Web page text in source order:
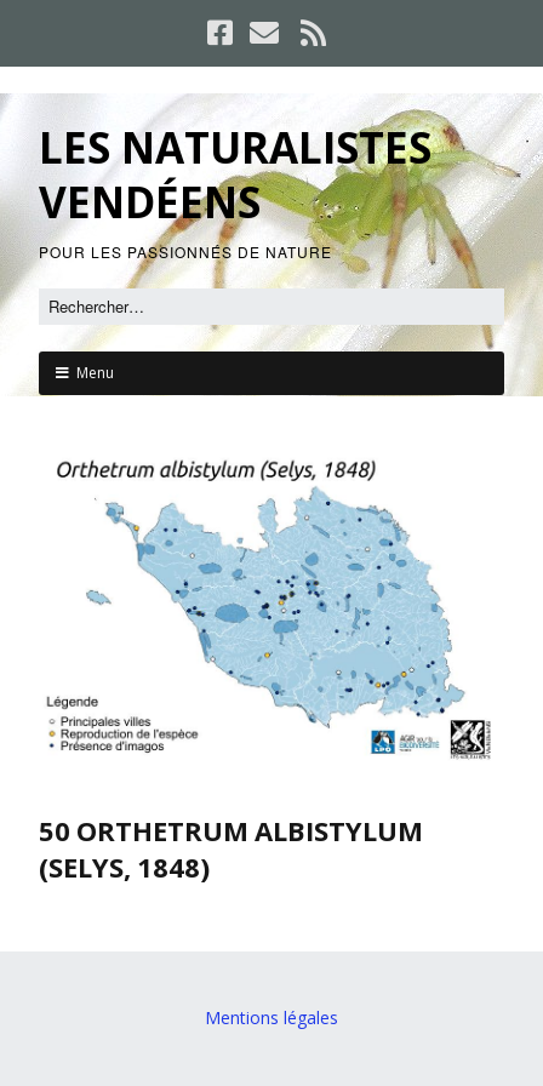
LES NATURALISTES
VENDÉENS
POUR LES PASSIONNÉS DE NATURE
Menu
50 ORTHETRUM ALBISTYLUM
(SELYS, 1848)
Mentions légales